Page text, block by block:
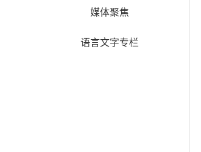
媒体聚焦
语言文字专栏